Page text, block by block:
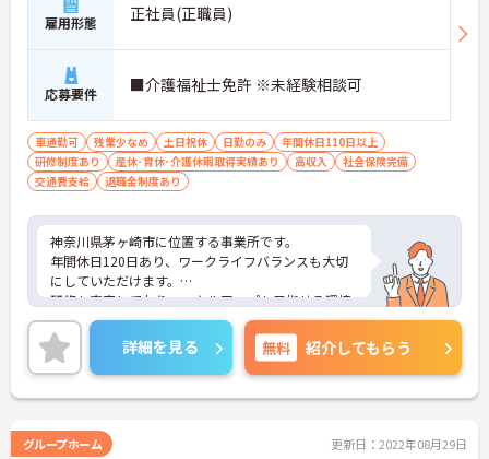
雇用形態 正社員(正職員)
応募要件 ■介護福祉士免許 ※未経験相談可
車通勤可 残業少なめ 土日祝休 日勤のみ
年間休日110日以上
研修制度あり
産休･育休･介護休暇取得実績あり 高収入
社会保険完備
交通費支給
退職金制度あり
神奈川県茅ヶ崎市に位置する事業所です。
年間休日120日あり、ワークライフバランスも大切
にしていただけます。
研修も充実しており、スキルアップも目指せる環境
です。
ご興味のある方は是非お気軽にお問い合わせくださ
い。
詳細を見る 無料 紹介してもらう
グループホーム 更新日：2022年08月29日